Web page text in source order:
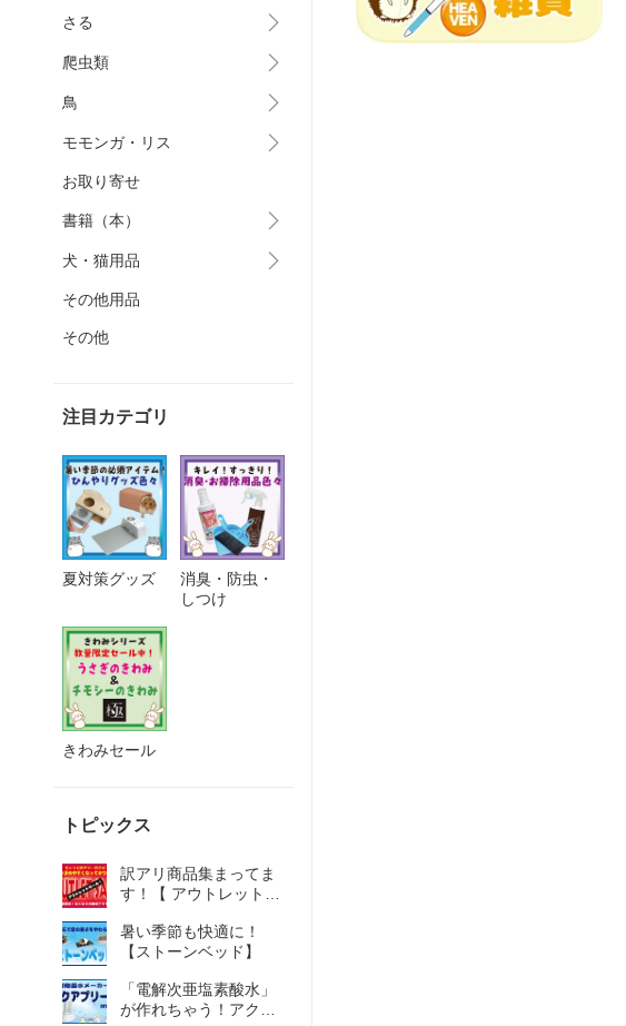
さる
爬虫類
鳥
モモンガ・リス
お取り寄せ
書籍（本）
犬・猫用品
その他用品
その他
注目カテゴリ
夏対策グッズ
消臭・防虫・
しつけ
きわみセール
トピックス
訳アリ商品集まってま
す！【 アウトレットセ
暑い季節も快適に！
【ストーンベッド】
「電解次亜塩素酸水」
が作れちゃう！アクア